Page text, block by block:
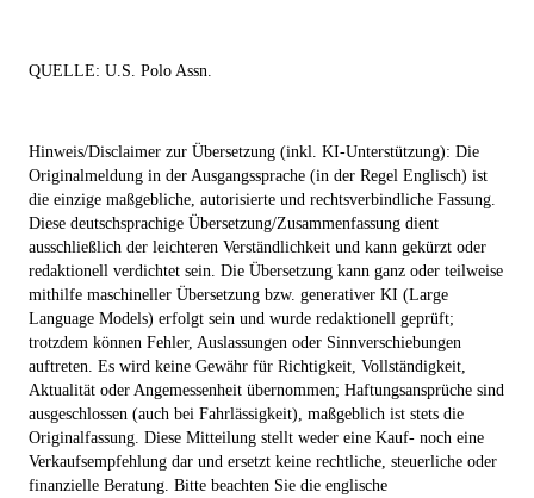
QUELLE: U.S. Polo Assn.
Hinweis/Disclaimer zur Übersetzung (inkl. KI-Unterstützung): Die
Originalmeldung in der Ausgangssprache (in der Regel Englisch) ist
die einzige maßgebliche, autorisierte und rechtsverbindliche Fassung.
Diese deutschsprachige Übersetzung/Zusammenfassung dient
ausschließlich der leichteren Verständlichkeit und kann gekürzt oder
redaktionell verdichtet sein. Die Übersetzung kann ganz oder teilweise
mithilfe maschineller Übersetzung bzw. generativer KI (Large
Language Models) erfolgt sein und wurde redaktionell geprüft;
trotzdem können Fehler, Auslassungen oder Sinnverschiebungen
auftreten. Es wird keine Gewähr für Richtigkeit, Vollständigkeit,
Aktualität oder Angemessenheit übernommen; Haftungsansprüche sind
ausgeschlossen (auch bei Fahrlässigkeit), maßgeblich ist stets die
Originalfassung. Diese Mitteilung stellt weder eine Kauf- noch eine
Verkaufsempfehlung dar und ersetzt keine rechtliche, steuerliche oder
finanzielle Beratung. Bitte beachten Sie die englische